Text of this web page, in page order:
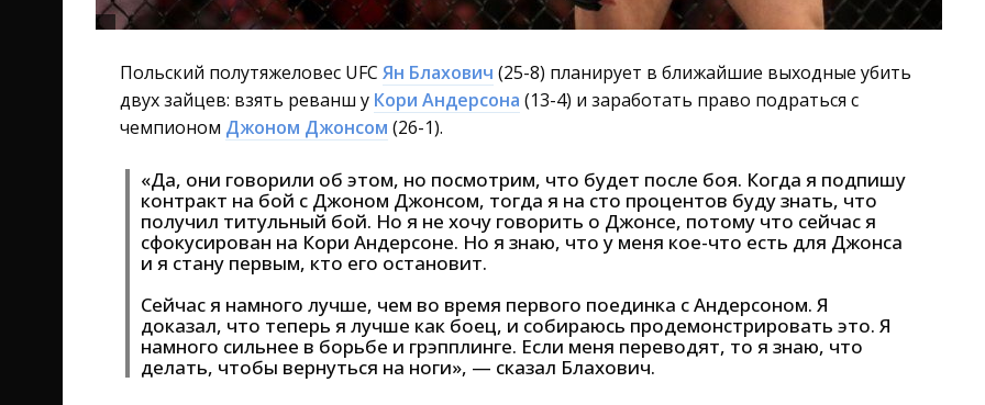
Польский полутяжеловес UFC Ян Блахович (25-8) планирует в ближайшие выходные убить
двух зайцев: взять реванш у Кори Андерсона (13-4) и заработать право подраться с
чемпионом Джоном Джонсом (26-1).
«Да, они говорили об этом, но посмотрим, что будет после боя. Когда я подпишу
контракт на бой с Джоном Джонсом, тогда я на сто процентов буду знать, что
получил титульный бой. Но я не хочу говорить о Джонсе, потому что сейчас я
сфокусирован на Кори Андерсоне. Но я знаю, что у меня кое-что есть для Джонса
и я стану первым, кто его остановит.
Сейчас я намного лучше, чем во время первого поединка с Андерсоном. Я
доказал, что теперь я лучше как боец, и собираюсь продемонстрировать это. Я
намного сильнее в борьбе и грэпплинге. Если меня переводят, то я знаю, что
делать, чтобы вернуться на ноги», — сказал Блахович.